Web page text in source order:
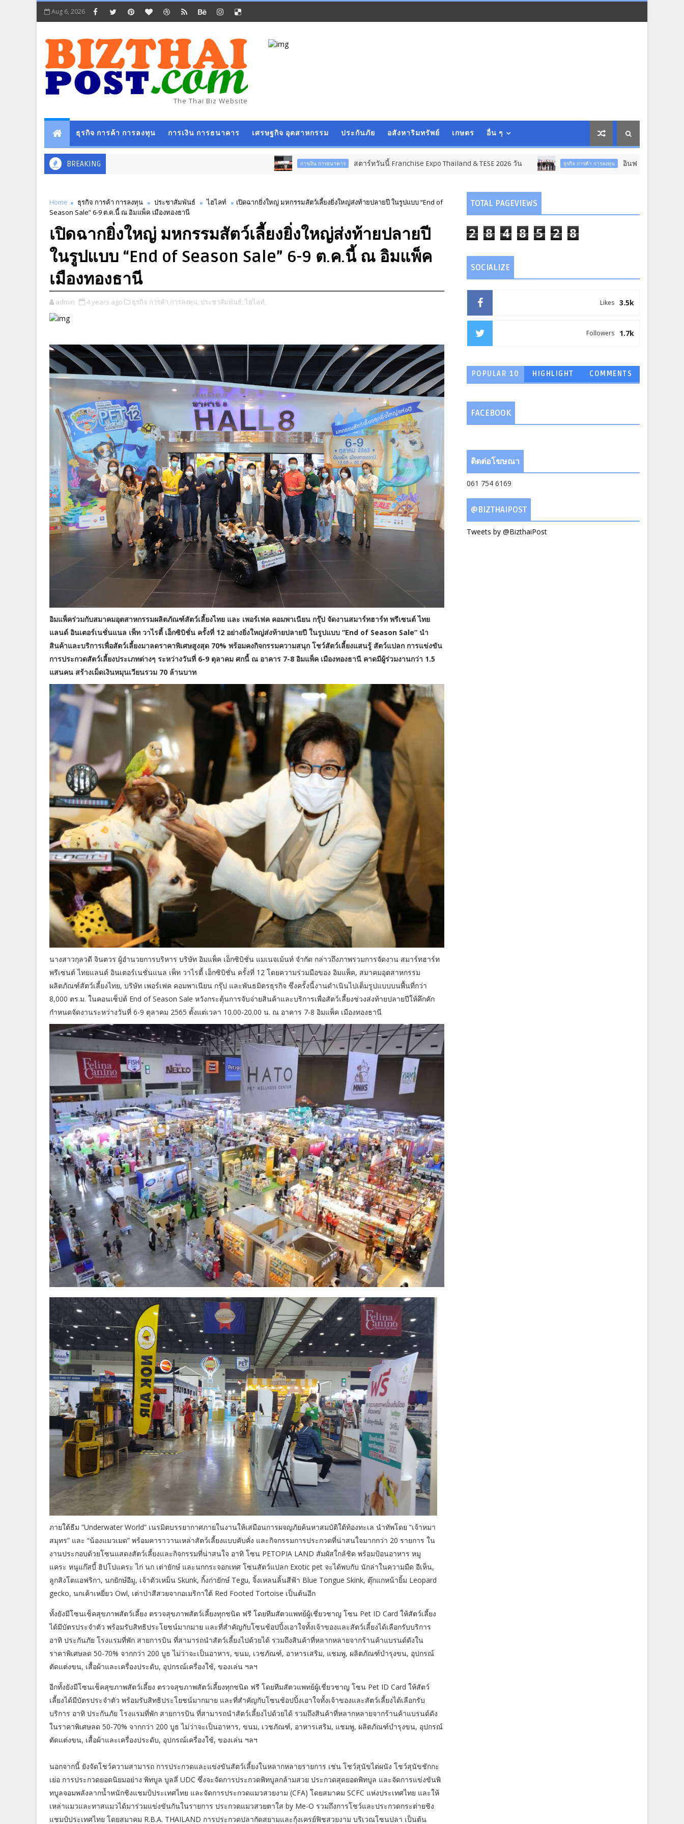
Aug 6, 2026
The Thai Biz Website
ธุรกิจ การค้า การลงทุน การเงิน การธนาคาร เศรษฐกิจ อุตสาหกรรม ประกันภัย อสังหาริมทรัพย์ เกษตร อื่น ๆ
BREAKING การเงิน การธนาคาร สตาร์ทวันนี้ Franchise Expo Thailand & TESE 2026 วัน ธุรกิจ การค้า การลงทุน อินฟอร์มา มาร์เก็ตส์ ผนึกเครือข่าย
Home ธุรกิจ การค้า การลงทุน ประชาสัมพันธ์ ไฮไลท์
เปิดฉากยิ่งใหญ่ มหกรรมสัตว์เลี้ยงยิ่งใหญ่ส่งท้ายปลายปี ในรูปแบบ “End of
Season Sale” 6-9 ต.ค.นี้ ณ อิมแพ็ค เมืองทองธานี
เปิดฉากยิ่งใหญ่ มหกรรมสัตว์เลี้ยงยิ่งใหญ่ส่งท้ายปลายปี
ในรูปแบบ “End of Season Sale” 6-9 ต.ค.นี้ ณ อิมแพ็ค
เมืองทองธานี
admin 4 years ago ธุรกิจ การค้า การลงทุน, ประชาสัมพันธ์, ไฮไลท์,
อิมแพ็คร่วมกับสมาคมอุตสาหกรรมผลิตภัณฑ์สัตว์เลี้ยงไทย และ เพอร์เฟค คอมพาเนียน กรุ๊ป จัดงานสมาร์ทฮาร์ท พรีเซนต์ ไทย
แลนด์ อินเตอร์เนชั่นแนล เพ็ท วาไรตี้ เอ็กซิบิชั่น ครั้งที่ 12 อย่างยิ่งใหญ่ส่งท้ายปลายปี ในรูปแบบ “End of Season Sale” นำ
สินค้าและบริการเพื่อสัตว์เลี้ยงมาลดราคาพิเศษสูงสุด 70% พร้อมคงกิจกรรมความสนุก โชว์สัตว์เลี้ยงแสนรู้ สัตว์แปลก การแข่งขัน
การประกวดสัตว์เลี้ยงประเภทต่างๆ ระหว่างวันที่ 6-9 ตุลาคม ศกนี้ ณ อาคาร 7-8 อิมแพ็ค เมืองทองธานี คาดมีผู้ร่วมงานกว่า 1.5
แสนคน สร้างเม็ดเงินหมุนเวียนรวม 70 ล้านบาท
นางสาวกุลวดี จินตวร ผู้อำนวยการบริหาร บริษัท อิมแพ็ค เอ็กซิบิชั่น แมเนจเม้นท์ จำกัด กล่าวถึงภาพรวมการจัดงาน สมาร์ทฮาร์ท
พรีเซนต์ ไทยแลนด์ อินเตอร์เนชั่นแนล เพ็ท วาไรตี้ เอ็กซิบิชั่น ครั้งที่ 12 โดยความร่วมมือของ อิมแพ็ค, สมาคมอุตสาหกรรม
ผลิตภัณฑ์สัตว์เลี้ยงไทย, บริษัท เพอร์เฟค คอมพาเนียน กรุ๊ป และพันธมิตรธุรกิจ ซึ่งครั้งนี้งานดำเนินไปเต็มรูปแบบบนพื้นที่กว่า
8,000 ตร.ม. ในคอนเซ็ปต์ End of Season Sale หวังกระตุ้นการจับจ่ายสินค้าและบริการเพื่อสัตว์เลี้ยงช่วงส่งท้ายปลายปีให้คึกคัก
กำหนดจัดงานระหว่างวันที่ 6-9 ตุลาคม 2565 ตั้งแต่เวลา 10.00-20.00 น. ณ อาคาร 7-8 อิมแพ็ค เมืองทองธานี
ภายใต้ธีม ”Underwater World” เนรมิตบรรยากาศภายในงานให้เสมือนการผจญภัยค้นหาสมบัติใต้ท้องทะเล นำทัพโดย “เจ้าหมา
สมุทร” และ “น้องแมวเมด” พร้อมคาราวานเหล่าสัตว์เลี้ยงแบบคับคั่ง และกิจกรรมการประกวดที่น่าสนใจมากกว่า 20 รายการ ใน
งานประกอบด้วยโซนแสดงสัตว์เลี้ยงและกิจกรรมที่น่าสนใจ อาทิ โซน PETOPIA LAND สัมผัสใกล้ชิด พร้อมป้อนอาหาร หมู
แคระ หนูแก๊สบี้ ฮิปโปแคระ ไก่ นก เต่ายักษ์ และนกกระจอกเทศ โซนสัตว์แปลก Exotic pet จะได้พบกับ นักล่าในความมืด อีเห็น,
ลูกสิงโตแอฟริกา, นกยักษ์อีมู, เจ้าตัวเหม็น Skunk, กิ้งก่ายักษ์ Tegu, จิ้งเหลนลิ้นสีฟ้า Blue Tongue Skink, ตุ๊กแกหน้ายิ้ม Leopard
gecko, นกเค้าเหยี่ยว Owl, เต่าป่าสีสวยจากอเมริกาใต้ Red Footed Tortoise เป็นต้นอีก
ทั้งยังมีโซนเช็คสุขภาพสัตว์เลี้ยง ตรวจสุขภาพสัตว์เลี้ยงทุกชนิด ฟรี โดยทีมสัตวแพทย์ผู้เชี่ยวชาญ โซน Pet ID Card ให้สัตว์เลี้ยง
ได้มีบัตรประจำตัว พร้อมรับสิทธิประโยชน์มากมาย และที่สำคัญกับโซนช้อปปิ้งเอาใจทั้งเจ้าของและสัตว์เลี้ยงได้เลือกรับบริการ
อาทิ ประกันภัย โรงแรมที่พัก สายการบิน ที่สามารถนำสัตว์เลี้ยงไปด้วยได้ รวมถึงสินค้าที่หลากหลายจากร้านค้าแบรนด์ดังใน
ราคาพิเศษลด 50-70% จากกว่า 200 บูธ ไม่ว่าจะเป็นอาหาร, ขนม, เวชภัณฑ์, อาหารเสริม, แชมพู, ผลิตภัณฑ์บำรุงขน, อุปกรณ์
ตัดแต่งขน, เสื้อผ้าและเครื่องประดับ, อุปกรณ์เครื่องใช้, ของเล่น ฯลฯ
อีกทั้งยังมีโซนเช็คสุขภาพสัตว์เลี้ยง ตรวจสุขภาพสัตว์เลี้ยงทุกชนิด ฟรี โดยทีมสัตวแพทย์ผู้เชี่ยวชาญ โซน Pet ID Card ให้สัตว์
เลี้ยงได้มีบัตรประจำตัว พร้อมรับสิทธิประโยชน์มากมาย และที่สำคัญกับโซนช้อปปิ้งเอาใจทั้งเจ้าของและสัตว์เลี้ยงได้เลือกรับ
บริการ อาทิ ประกันภัย โรงแรมที่พัก สายการบิน ที่สามารถนำสัตว์เลี้ยงไปด้วยได้ รวมถึงสินค้าที่หลากหลายจากร้านค้าแบรนด์ดัง
ในราคาพิเศษลด 50-70% จากกว่า 200 บูธ ไม่ว่าจะเป็นอาหาร, ขนม, เวชภัณฑ์, อาหารเสริม, แชมพู, ผลิตภัณฑ์บำรุงขน, อุปกรณ์
ตัดแต่งขน, เสื้อผ้าและเครื่องประดับ, อุปกรณ์เครื่องใช้, ของเล่น ฯลฯ
นอกจากนี้ ยังจัดโชว์ความสามารถ การประกวดและแข่งขันสัตว์เลี้ยงในหลากหลายรายการ เช่น โชว์สุนัขไต่ผนัง โชว์สุนัขชักกะ
เย่อ การประกวดยอดนิยมอย่าง พิทบูล บูลลี่ UDC ซึ่งจะจัดการประกวดพิทบูลกล้ามสวย ประกวดสุดยอดพิทบูล และจัดการแข่งขันพิ
ทบูลจอมพลังลากน้ำหนักชิงแชมป์ประเทศไทย และจัดการประกวดแมวสวยงาม (CFA) โดยสมาคม SCFC แห่งประเทศไทย และให้
เหล่าแมวและทาสแมวได้มาร่วมแข่งขันกันในรายการ ประกวดแมวสวยตาใส by Me-O รวมถึงการโชว์และประกวดกระต่ายชิง
แชมป์ประเทศไทย โดยสมาคม R.B.A. THAILAND การประกวดปลากัดสยามและกุ้งเครย์ฟิชสวยงาม บริเวณโซนปลา เป็นต้น
TOTAL PAGEVIEWS
2 8 4 8 5 2 8
SOCIALIZE
3.5k
Likes
1.7k
Followers
POPULAR 10 HIGHLIGHT COMMENTS
FACEBOOK
ติดต่อโฆษณา
061 754 6169
@BIZTHAIPOST
Tweets by @BizthaiPost